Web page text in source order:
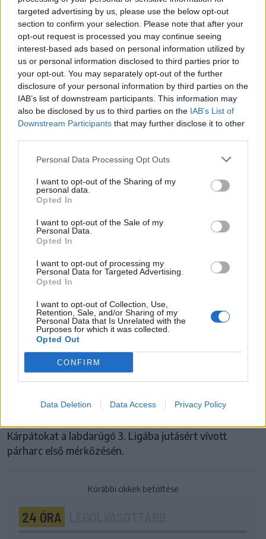
targeted advertising by us, please use the below opt-out
section to confirm your selection. Please note that after your
opt-out request is processed you may continue seeing
interest-based ads based on personal information utilized by
us or personal information disclosed to third parties prior to
your opt-out. You may separately opt-out of the further
disclosure of your personal information by third parties on the
IAB’s list of downstream participants. This information may
also be disclosed by us to third parties on the IAB’s List of
Downstream Participants that may further disclose it to other
Personal Data Processing Opt Outs
I want to opt-out of the Sharing of my
personal data.
Opted In
I want to opt-out of the Sale of my
Personal Data.
Opted In
I want to opt-out of processing my
Personal Data for Targeted Advertising.
Opted In
I want to opt-out of Collection, Use,
Retention, Sale, and/or Sharing of my
Personal Data that Is Unrelated with the
Purposes for which it was collected.
Opted Out
CONFIRM
Data Deletion Data Access Privacy Policy
Népes közönség előtt és kiváló hangulatban rendezték
meg a labdarúgó 3. Ligába jutásért zajló osztályozó
első mérkőzését Csíkszentsimonban. A vendég
Kovásznai Kárpátok 2–1-re nyert, így előnyből várhatja
a jövő heti hazai visszavágót.
CSÍKSZENTSIMONI KSK
Csíkszentsimon a tisztes helytállásban
bízik, Kovászna készen áll a 3. Liga
kihívásaira
Csíkszentsimoni KSK, a Hargita megyei bajnok
Kárpátokat a labdarúgó 3. Ligába jutásért vívott
párharc első mérkőzésén.
Korábbi cikkek betöltése
24 ÓRA